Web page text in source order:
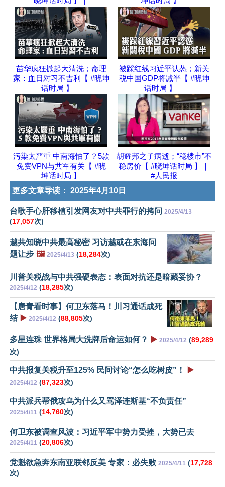
苗华疯狂掀起大清洗；命理
家：血日对习不吉利【 #晓坤
话时局 】｜
被踩红线习近平认怂；新关
税中国GDP将减半【 #晓坤
话时局 】｜
污染太严重 中南海怕了？5款
免费VPN与共军有关【 #晓
坤话时局 】
胡耀邦之子病逝；“稳楼市”不
稳房价【 #晓坤话时局 】｜
#人民报
更多文章导读： 2025年4月10日
台歌手心肝移植引发网友对中共罪行的拷问 2025/4/13
(17,057次)
越共知晓中共最高秘密 习访越或在东海问
题让步 🖼️ 2025/4/13 (18,284次)
川普关税战与中共强硬表态：表面对抗还是暗藏妥协？
2025/4/12 (18,285次)
【唐青看时事】何卫东落马！川习通话成死
结 ▶️ 2025/4/12 (88,805次)
多星连珠 世界格局大洗牌后命运如何？ ▶️ 2025/4/12 (89,289
次)
中共报复关税升至125% 民间讨论“怎么吃树皮”！ ▶️
2025/4/12 (87,323次)
中共派兵帮俄攻乌为什么又骂泽连斯基“不负责任”
2025/4/11 (14,760次)
何卫东被调查风波：习近平军中势力受挫，大势已去
2025/4/11 (20,806次)
党魁欲急奔东南亚联邻反美 专家：必失败 2025/4/11 (17,728
次)